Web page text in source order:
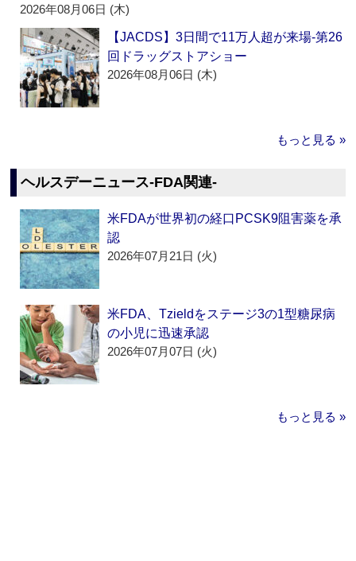
2026年08月06日 (木)
【JACDS】3日間で11万人超が来場‐第26
回ドラッグストアショー
2026年08月06日 (木)
もっと見る »
ヘルスデーニュース‐FDA関連‐
米FDAが世界初の経口PCSK9阻害薬を承
認
2026年07月21日 (火)
米FDA、Tzieldをステージ3の1型糖尿病
の小児に迅速承認
2026年07月07日 (火)
もっと見る »